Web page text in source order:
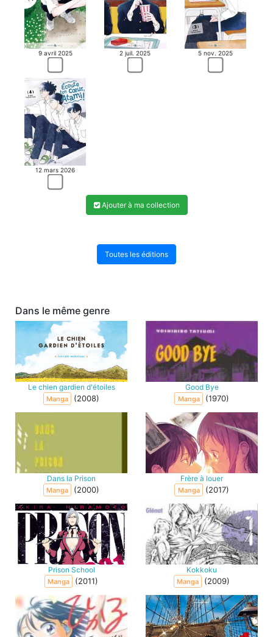
MANGA
9 avril 2025 2 juil. 2025 5 nov. 2025
12 mars 2026
Ajouter à ma collection
Toutes les éditions
Dans le même genre
Le chien gardien d'étoiles
Manga (2008)
Good Bye
Manga (1970)
Dans la Prison
Manga (2000)
Frère à louer
Manga (2017)
Prison School
Manga (2011)
Kokkoku
Manga (2009)